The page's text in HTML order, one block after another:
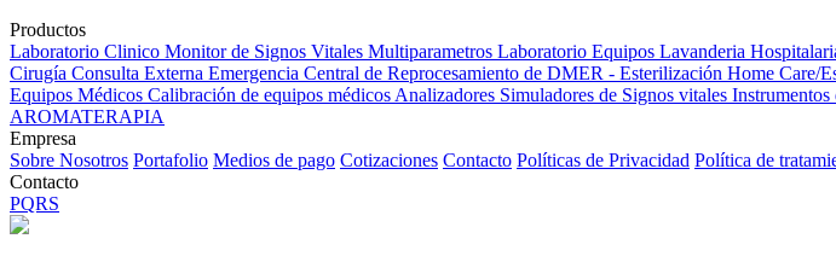
Productos
Laboratorio Clinico Monitor de Signos Vitales Multiparametros Laboratorio Equipos Lavanderia
Cirugía Consulta Externa Emergencia Central de Reprocesamiento de DMER - Esterilización Home Care/
Equipos Médicos Calibración de equipos médicos Analizadores Simuladores de Signos vitales Instrumentos
AROMATERAPIA
Empresa
Sobre Nosotros Portafolio Medios de pago Cotizaciones Contacto Políticas de Privacidad Política de
Contacto
PQRS